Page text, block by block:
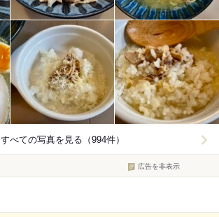
すべての写真を見る（994件）
広告を非表示